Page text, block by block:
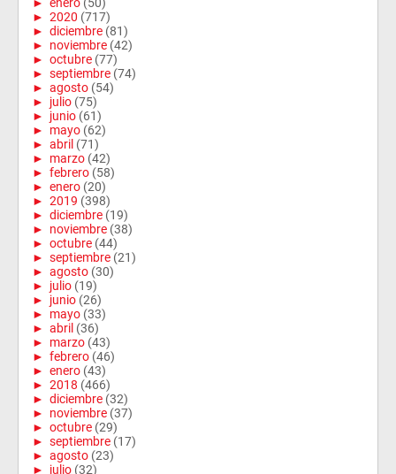
► 2020 (717)
► diciembre (81)
► noviembre (42)
► octubre (77)
► septiembre (74)
► agosto (54)
► julio (75)
► junio (61)
► mayo (62)
► abril (71)
► marzo (42)
► febrero (58)
► enero (20)
► 2019 (398)
► diciembre (19)
► noviembre (38)
► octubre (44)
► septiembre (21)
► agosto (30)
► julio (19)
► junio (26)
► mayo (33)
► abril (36)
► marzo (43)
► febrero (46)
► enero (43)
► 2018 (466)
► diciembre (32)
► noviembre (37)
► octubre (29)
► septiembre (17)
► agosto (23)
► julio (32)